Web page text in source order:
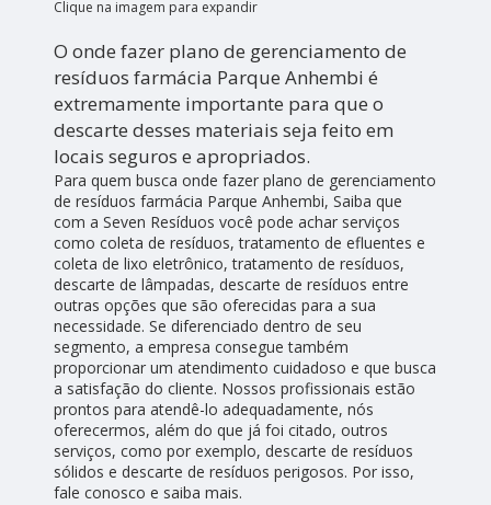
Clique na imagem para expandir
O onde fazer plano de gerenciamento de
resíduos farmácia Parque Anhembi é
extremamente importante para que o
descarte desses materiais seja feito em
locais seguros e apropriados.
Para quem busca onde fazer plano de gerenciamento
de resíduos farmácia Parque Anhembi, Saiba que
com a Seven Resíduos você pode achar serviços
como coleta de resíduos, tratamento de efluentes e
coleta de lixo eletrônico, tratamento de resíduos,
descarte de lâmpadas, descarte de resíduos entre
outras opções que são oferecidas para a sua
necessidade. Se diferenciado dentro de seu
segmento, a empresa consegue também
proporcionar um atendimento cuidadoso e que busca
a satisfação do cliente. Nossos profissionais estão
prontos para atendê-lo adequadamente, nós
oferecermos, além do que já foi citado, outros
serviços, como por exemplo, descarte de resíduos
sólidos e descarte de resíduos perigosos. Por isso,
fale conosco e saiba mais.